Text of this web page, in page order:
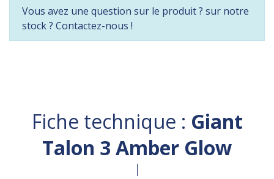
Vous avez une question sur le produit ? sur notre
stock ? Contactez-nous !
Fiche technique : Giant
Talon 3 Amber Glow